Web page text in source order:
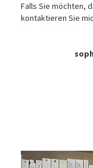
Falls Sie möchten,
kontaktieren Sie